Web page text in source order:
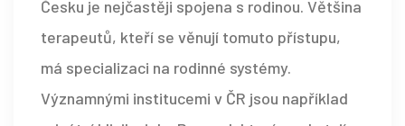
Česku je nejčastěji spojena s rodinou. Většina
terapeutů, kteří se věnují tomuto přístupu,
má specializaci na rodinné systémy.
Významnými institucemi v ČR jsou například